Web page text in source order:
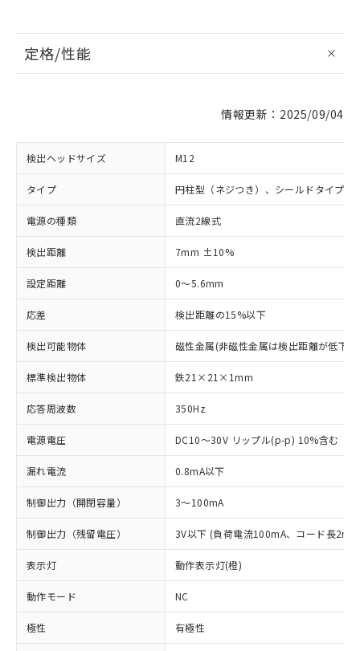
定格/性能
情報更新：2025/09/04
検出ヘッドサイズ M12
タイプ 円柱型（ネジつき）、シールドタイプ
電源の種類 直流2線式
検出距離 7mm ±10%
設定距離 0～5.6mm
応差 検出距離の15%以下
検出可能物体 磁性金属(非磁性金属は検出距離が低下
標準検出物体 鉄21×21×1mm
応答周波数 350Hz
電源電圧 DC10～30V リップル(p-p) 10%含む
漏れ電流 0.8mA以下
制御出力（開閉容量） 3～100mA
制御出力（残留電圧） 3V以下 (負荷電流100mA、コード長2m
表示灯 動作表示灯(橙)
動作モード NC
極性 有極性